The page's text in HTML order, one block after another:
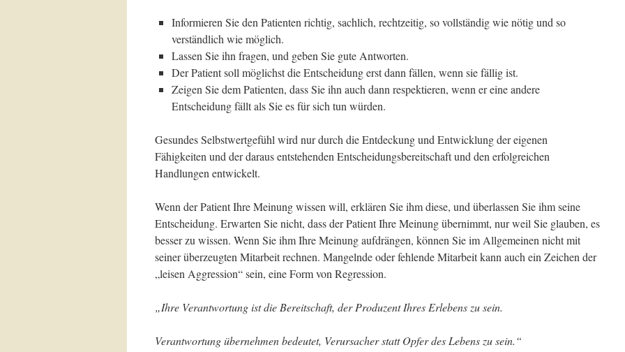
Informieren Sie den Patienten richtig, sachlich, rechtzeitig, so vollständig wie nötig und so
verständlich wie möglich.
Lassen Sie ihn fragen, und geben Sie gute Antworten.
Der Patient soll möglichst die Entscheidung erst dann fällen, wenn sie fällig ist.
Zeigen Sie dem Patienten, dass Sie ihn auch dann respektieren, wenn er eine andere
Entscheidung fällt als Sie es für sich tun würden.
Gesundes Selbstwertgefühl wird nur durch die Entdeckung und Entwicklung der eigenen
Fähigkeiten und der daraus entstehenden Entscheidungsbereitschaft und den erfolgreichen
Handlungen entwickelt.
Wenn der Patient Ihre Meinung wissen will, erklären Sie ihm diese, und überlassen Sie ihm seine
Entscheidung. Erwarten Sie nicht, dass der Patient Ihre Meinung übernimmt, nur weil Sie glauben, es
besser zu wissen. Wenn Sie ihm Ihre Meinung aufdrängen, können Sie im Allgemeinen nicht mit
seiner überzeugten Mitarbeit rechnen. Mangelnde oder fehlende Mitarbeit kann auch ein Zeichen der
„leisen Aggression“ sein, eine Form von Regression.
„Ihre Verantwortung ist die Bereitschaft, der Produzent Ihres Erlebens zu sein.
Verantwortung übernehmen bedeutet, Verursacher statt Opfer des Lebens zu sein.“